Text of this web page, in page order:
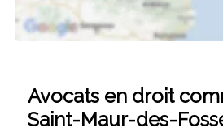
Avocats en droit
Saint-Maur-des-